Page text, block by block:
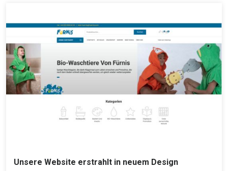
Unsere Website erstrahlt in neuem Design